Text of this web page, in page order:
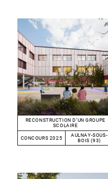
RECONSTRUCTION D’UN GROUPE
SCOLAIRE
CONCOURS 2025
AULNAY-SOUS-
BOIS (93)